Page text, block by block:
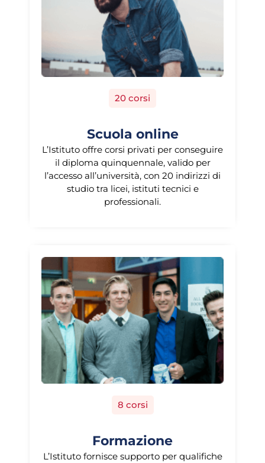
20 corsi
Scuola online
L’Istituto offre corsi privati per conseguire
il diploma quinquennale, valido per
l’accesso all’università, con 20 indirizzi di
studio tra licei, istituti tecnici e
professionali.
8 corsi
Formazione
L’Istituto fornisce supporto per qualifiche